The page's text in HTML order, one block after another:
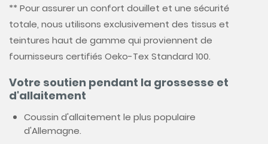
** Pour assurer un confort douillet et une sécurité
totale, nous utilisons exclusivement des tissus et
teintures haut de gamme qui proviennent de
fournisseurs certifiés Oeko-Tex Standard 100.
Votre soutien pendant la grossesse et
d'allaitement
Coussin d'allaitement le plus populaire
d'Allemagne.